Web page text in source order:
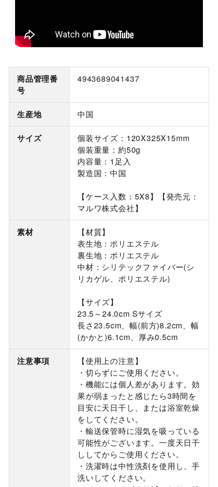
商品管理番
号
4943689041437
生産地 中国
サイズ
個装サイズ：120X325X15mm
個装重量：約50g
内容量：1足入
製造国：中国
【ケース入数：5X8】【発売元：
マルワ株式会社】
素材
【材質】
表生地：ポリエステル
裏生地：ポリエステル
中材：シリテックファイバー(シ
リカゲル、ポリエステル)
【サイズ】
23.5～24.0cm Sサイズ
長さ23.5cm、幅(前方)8.2cm、幅
(かかと)6.1cm、厚み0.5cm
注意事項
【使用上の注意】
・切らずにご使用ください。
・機能には個人差があります。効
果が弱まったと感じたら3時間を
目安に天日干し、または浴室乾燥
をしてください。
・輸送保管時に湿気を吸っている
可能性がございます。一度天日干
ししてからご使用ください。
・洗濯時は中性洗剤を使用し、手
洗いしてください。